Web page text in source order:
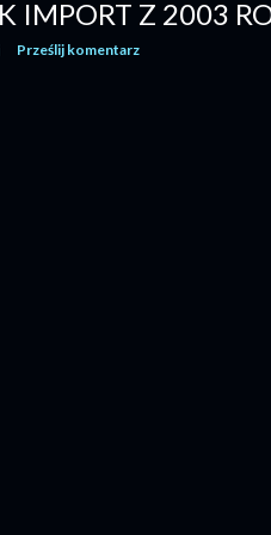
IMPORT Z 2003
Prześlij komentarz